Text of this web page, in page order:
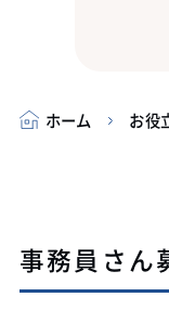
ホーム お役
事務員さん